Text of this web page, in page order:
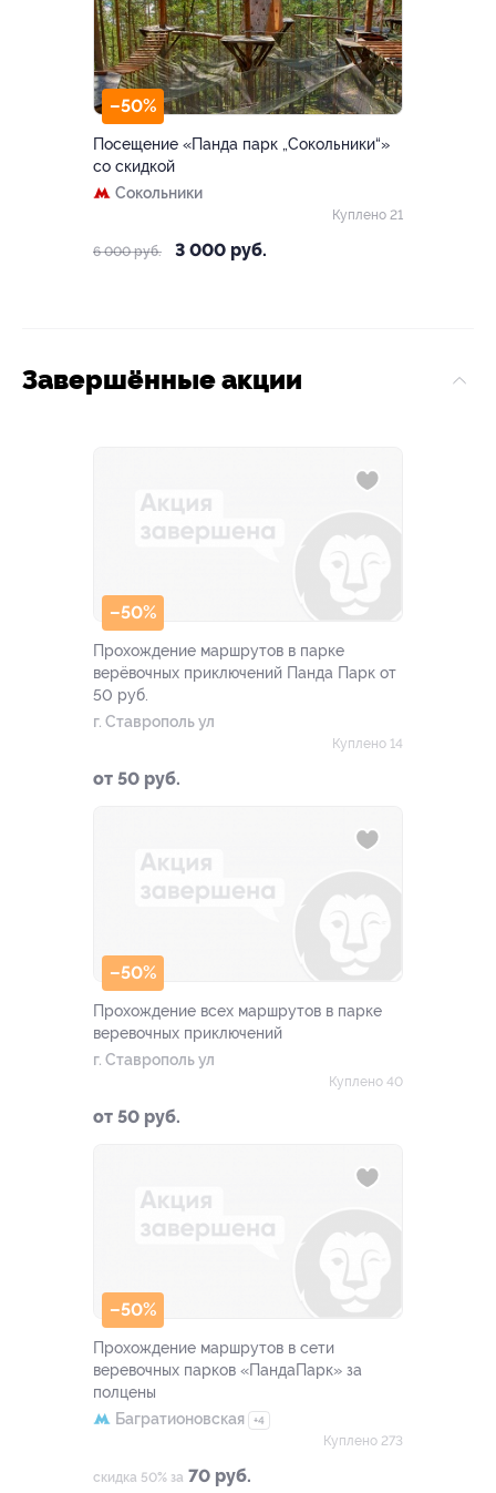
–50%
Посещение «Панда парк „Сокольники“»
со скидкой
Сокольники
6 000 руб. 3 000 руб.
Куплено 21
Завершённые акции
–50%
Прохождение маршрутов в парке
верёвочных приключений Панда Парк от
50 руб.
г. Ставрополь ул
от 50 руб.
Куплено 14
–50%
Прохождение всех маршрутов в парке
веревочных приключений
г. Ставрополь ул
от 50 руб.
Куплено 40
–50%
Прохождение маршрутов в сети
веревочных парков «ПандаПарк» за
полцены
Багратионовская
+4
скидка 50% за 70 руб.
Куплено 273